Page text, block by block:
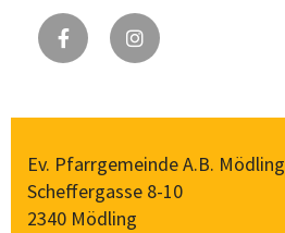
Ev. Pfarrgemeinde A.B. Mödling
Scheffergasse 8-10
2340 Mödling